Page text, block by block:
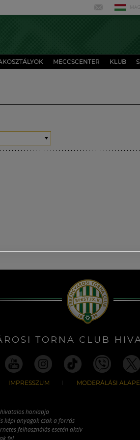
MECCSCENTER KLUB
TORNA CLUB
IMPRESSZUM MODERÁLÁSI
honlapja
képi anyagok csak a forrás
felhasználás esetén aktív
fel.